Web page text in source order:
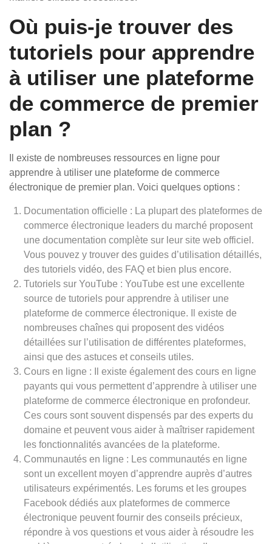
Où puis-je trouver des
tutoriels pour apprendre
à utiliser une plateforme
de commerce de premier
plan ?
Il existe de nombreuses ressources en ligne pour
apprendre à utiliser une plateforme de commerce
électronique de premier plan. Voici quelques options :
Documentation officielle : La plupart des plateformes de
commerce électronique leaders du marché proposent
une documentation complète sur leur site web officiel.
Vous pouvez y trouver des guides d’utilisation détaillés,
des tutoriels vidéo, des FAQ et bien plus encore.
Tutoriels sur YouTube : YouTube est une excellente
source de tutoriels pour apprendre à utiliser une
plateforme de commerce électronique. Il existe de
nombreuses chaînes qui proposent des vidéos
détaillées sur l’utilisation de différentes plateformes,
ainsi que des astuces et conseils utiles.
Cours en ligne : Il existe également des cours en ligne
payants qui vous permettent d’apprendre à utiliser une
plateforme de commerce électronique en profondeur.
Ces cours sont souvent dispensés par des experts du
domaine et peuvent vous aider à maîtriser rapidement
les fonctionnalités avancées de la plateforme.
Communautés en ligne : Les communautés en ligne
sont un excellent moyen d’apprendre auprès d’autres
utilisateurs expérimentés. Les forums et les groupes
Facebook dédiés aux plateformes de commerce
électronique peuvent fournir des conseils précieux,
répondre à vos questions et vous aider à résoudre les